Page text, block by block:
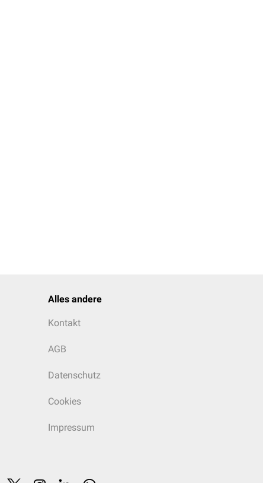
Alles andere
Kontakt
AGB
Datenschutz
Cookies
Impressum